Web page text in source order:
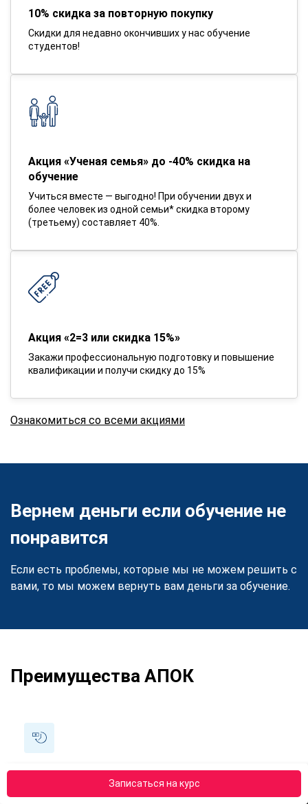
Записаться на курс
10% скидка за повторную покупку
Скидки для недавно окончивших у нас обучение
студентов!
Акция «Ученая семья» до -40% скидка на
обучение
Учиться вместе — выгодно! При обучении двух и
более человек из одной семьи* скидка второму
(третьему) составляет 40%.
Акция «2=3 или скидка 15%»
Закажи профессиональную подготовку и повышение
квалификации и получи скидку до 15%
Ознакомиться со всеми акциями
Вернем деньги если обучение не
понравится
Если есть проблемы, которые мы не можем решить с
вами, то мы можем вернуть вам деньги за обучение.
Преимущества АПОК
Рассрочка 0%